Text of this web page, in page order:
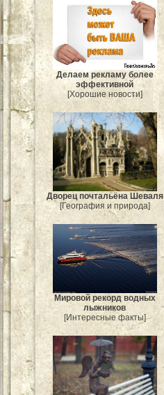
Делаем рекламу более
эффективной
[Хорошие новости]
Дворец почтальёна Шеваля
[География и природа]
Мировой рекорд водных
лыжников
[Интересные факты]